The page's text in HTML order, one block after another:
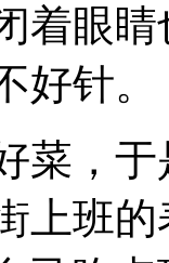
着眼
好针。
菜，
上班